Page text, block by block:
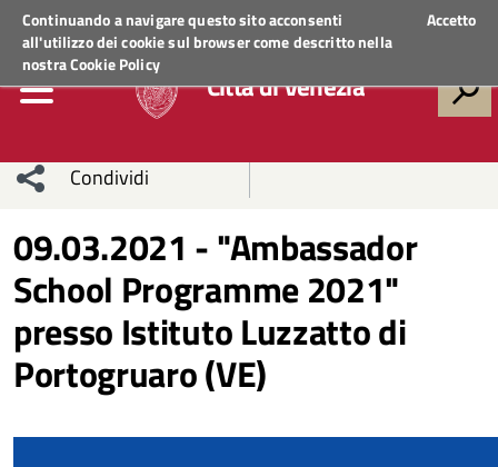
Continuando a navigare questo sito acconsenti
all'utilizzo dei cookie sul browser come descritto nella
nostraCookie Policy
Accetto
Regione Veneto ACCEDI AI SERVIZI
Città di Venezia
Condividi
sui social
network
Condividi
Condividi
su
Facebook
Condividi
su
Twitter
Condividi
su
Facebook
Condividi
su
09.03.2021 - "Ambassador
School Programme 2021"
presso Istituto Luzzatto di
Portogruaro (VE)